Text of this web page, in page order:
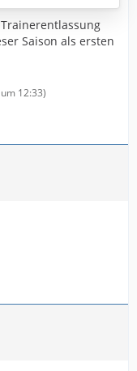
Saison als ersten
12:33)